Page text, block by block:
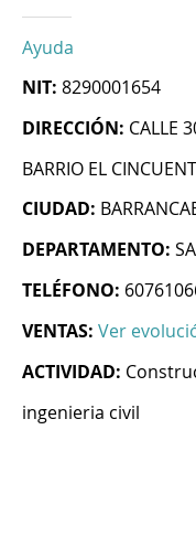
Ayuda
NIT: 8290001654
DIRECCIÓN: CALLE
BARRIO EL
CIUDAD:
DEPARTAMENTO:
TELÉFONO:
VENTAS: Ver
ACTIVIDAD:
ingenieria civil